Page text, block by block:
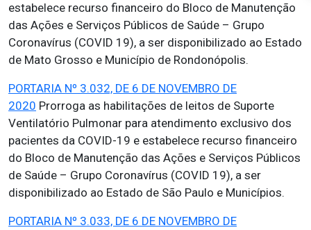
estabelece recurso financeiro do Bloco de Manutenção
das Ações e Serviços Públicos de Saúde – Grupo
Coronavírus (COVID 19), a ser disponibilizado ao Estado
de Mato Grosso e Município de Rondonópolis.
PORTARIA Nº 3.032, DE 6 DE NOVEMBRO DE
2020 Prorroga as habilitações de leitos de Suporte
Ventilatório Pulmonar para atendimento exclusivo dos
pacientes da COVID-19 e estabelece recurso financeiro
do Bloco de Manutenção das Ações e Serviços Públicos
de Saúde – Grupo Coronavírus (COVID 19), a ser
disponibilizado ao Estado de São Paulo e Municípios.
PORTARIA Nº 3.033, DE 6 DE NOVEMBRO DE